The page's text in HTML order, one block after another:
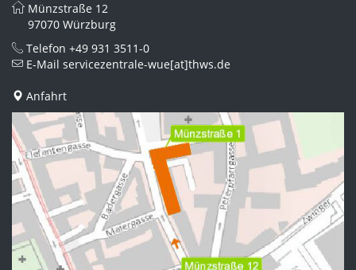
Münzstraße 12
97070 Würzburg
Telefon +49 931 3511-0
E-Mail servicezentrale-wue[at]thws.de
Anfahrt